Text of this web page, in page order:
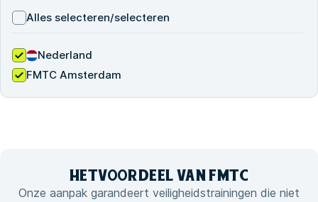
Alles selecteren/selecteren
Nederland
FMTC Amsterdam
HETVOORDEEL VAN
FMTC
Onze aanpak garandeert veiligheidstrainingen die niet